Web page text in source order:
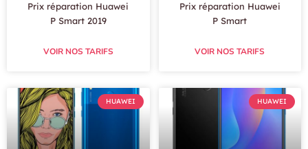
Prix réparation Huawei
P Smart 2019
VOIR NOS TARIFS
Prix réparation Huawei
P Smart
VOIR NOS TARIFS
HUAWEI HUAWEI